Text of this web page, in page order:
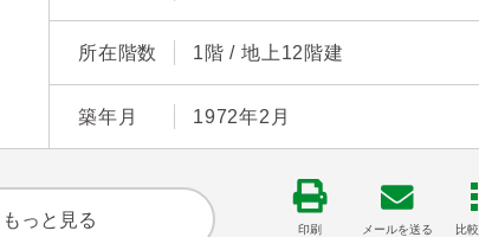
所在階数 1階 / 地上12階建
築年月 1972年2月
もっと見る 印刷 メールを送る 比